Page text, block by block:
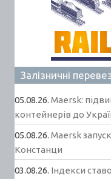
Залізничні
05.08.26. Maersk:
контейнерів до
05.08.26. Maersk
Констанци
03.08.26. Індекси